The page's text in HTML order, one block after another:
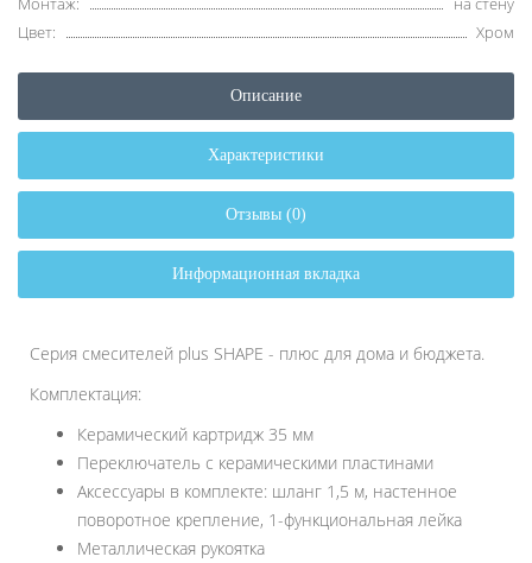
Цвет:
Хром
Описание
Характеристики
Отзывы (0)
Информационная вкладка
Серия смесителей plus SHAPE - плюс для дома и бюджета.
Комплектация:
Керамический картридж 35 мм
Переключатель с керамическими пластинами
Аксессуары в комплекте: шланг 1,5 м, настенное
поворотное крепление, 1-функциональная лейка
Металлическая рукоятка